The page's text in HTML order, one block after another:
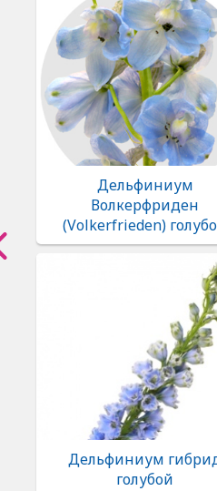
Дельфиниум
Волкерфриден
(Volkerfrieden)
Дельфиниум
голубой